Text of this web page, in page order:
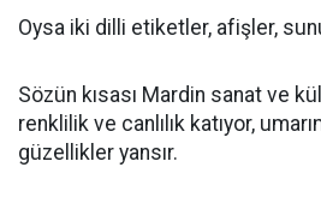
Oysa iki dilli etiketler, afişler,
Sözün kısası Mardin sanat ve
renklilik ve canlılık katıyor,
güzellikler yansır.